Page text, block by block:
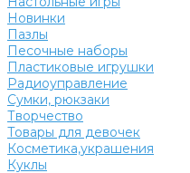
Новинки
Пазлы
Песочные наборы
Пластиковые игрушки
Радиоуправление
Сумки, рюкзаки
Творчество
Товары для девочек
Косметика,украшения
Куклы